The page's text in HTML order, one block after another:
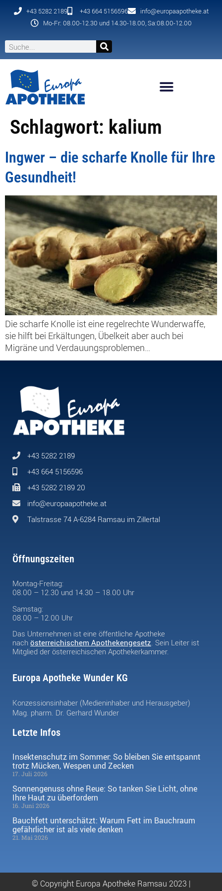
+43 5282 2189 +43 664 5156596
info@europaapotheke.at
Mo-Fr: 08.00-12.30 und 14.30-18.00, Sa:08.00-12.00
Schlagwort: kalium
Ingwer – die scharfe Knolle für Ihre
Gesundheit!
Die scharfe Knolle ist eine regelrechte Wunderwaffe,
sie hilft bei Erkältungen, Übelkeit aber auch bei
Migräne und Verdauungsproblemen…
+43 5282 2189
+43 664 5156596
+43 5282 2189 20
info@europaapotheke.at
Talstrasse 74 A-6284 Ramsau im Zillertal
Öffnungszeiten
Montag-Freitag:
08.00 – 12.30 und 14.30 – 18.00 Uhr
Samstag:
08.00 – 12.00 Uhr
Das Unternehmen ist eine öffentliche Apotheke
nach österreichischem Apothekengesetz. Sein Leiter ist
Mitglied der österreichischen Apothekerkammer.
Europa Apotheke Wunder KG
Konzessionsinhaber (Medieninhaber und Herausgeber)
Mag. pharm. Dr. Gerhard Wunder
Letzte Infos
Insektenschutz im Sommer: So bleiben Sie entspannt
trotz Mücken, Wespen und Zecken
17. Juli 2026
Sonnengenuss ohne Reue: So tanken Sie Licht, ohne
Ihre Haut zu überfordern
16. Juni 2026
Bauchfett unterschätzt: Warum Fett im Bauchraum
gefährlicher ist als viele denken
21. Mai 2026
© Copyright Europa Apotheke Ramsau 2023 |